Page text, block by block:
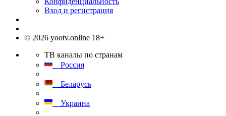
Вход и регистрация
© 2026 yootv.online 18+
ТВ каналы по странам
Россия
Беларусь
Украина